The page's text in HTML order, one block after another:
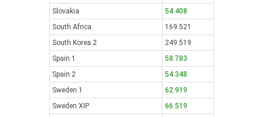
Slovakia
54.408
South Africa
169.521
South Korea 2
249.519
Spain 1
58.783
Spain 2
54.348
Sweden 1
62.919
Sweden XIP
66.519